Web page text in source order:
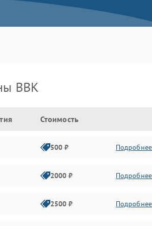
BBK
Стоимость
500 ₽
2000 ₽
2500 ₽